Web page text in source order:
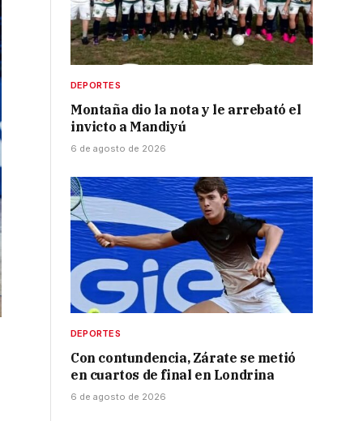
DEPORTES
Montaña dio la nota y le arrebató el
invicto a Mandiyú
6 de agosto de 2026
DEPORTES
Con contundencia, Zárate se metió
en cuartos de final en Londrina
6 de agosto de 2026